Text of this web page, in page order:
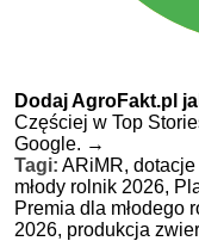
Dodaj AgroFakt.pl
Częściej w Top
Google. →
Tagi: ARiMR, dotacje
młody rolnik 2026,
Premia dla młodego
2026, produkcja